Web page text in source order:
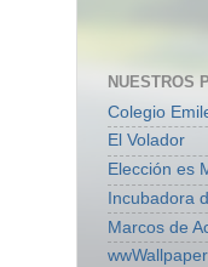
NUESTROS
Colegio
El Volador
Elección es
Incubadora
Marcos de
wwWallpaper